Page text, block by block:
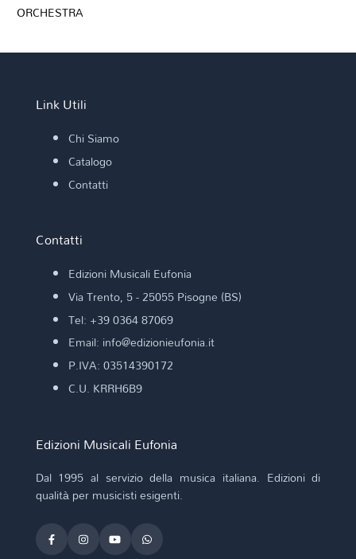
ORCHESTRA
Link Utili
Chi Siamo
Catalogo
Contatti
Contatti
Edizioni Musicali Eufonia
Via Trento, 5 - 25055 Pisogne (BS)
Tel: +39 0364 87069
Email: info@edizionieufonia.it
P.IVA: 03514390172
C.U. KRRH6B9
Edizioni Musicali Eufonia
Dal 1995 al servizio della musica italiana. Edizioni di
qualità per musicisti esigenti.